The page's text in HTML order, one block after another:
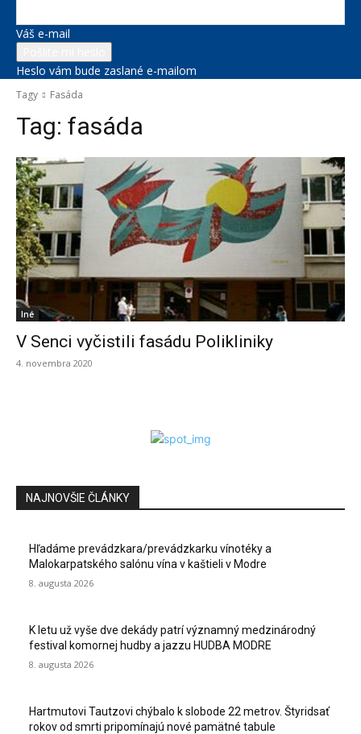
Váš e-mail
Heslo vám bude zaslané e-mailom
Tagy Fasáda
Tag: fasáda
Iné
V Senci vyčistili fasádu Polikliniky
4. novembra 2020
NAJNOVŠIE ČLÁNKY
Hľadáme prevádzkara/prevádzkarku vínotéky a
Malokarpatského salónu vína v kaštieli v Modre
8. augusta 2026
K letu už vyše dve dekády patrí významný medzinárodný
festival komornej hudby a jazzu HUDBA MODRE
8. augusta 2026
Hartmutovi Tautzovi chýbalo k slobode 22 metrov. Štyridsať
rokov od smrti pripomínajú nové pamätné tabule